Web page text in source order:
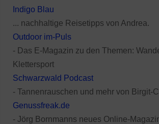
Indigo Blau
... nachhaltige Reisetipps von Andrea.
Outdoor im-Puls
- Das E-Magazin zu den Themen:
Klettersport
Schwarzwald Podcast
- Tannenrauschen und mehr von Birgit-
Genussfreak.de
- Jörg Bornmanns neues Online-